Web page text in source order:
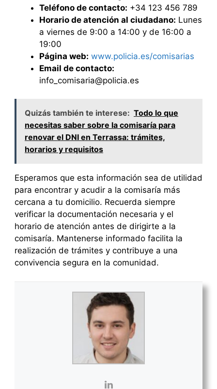
Teléfono de contacto: +34 123 456 789
Horario de atención al ciudadano: Lunes
a viernes de 9:00 a 14:00 y de 16:00 a
19:00
Página web: www.policia.es/comisarias
Email de contacto:
info_comisaria@policia.es
Quizás también te interese: Todo lo que
necesitas saber sobre la comisaría para
renovar el DNI en Terrassa: trámites,
horarios y requisitos
Esperamos que esta información sea de utilidad
para encontrar y acudir a la comisaría más
cercana a tu domicilio. Recuerda siempre
verificar la documentación necesaria y el
horario de atención antes de dirigirte a la
comisaría. Mantenerse informado facilita la
realización de trámites y contribuye a una
convivencia segura en la comunidad.